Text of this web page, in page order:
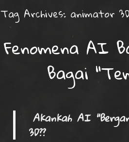
Tag Archives: animator 3D
Fenomena AI
Bagai
Akankah AI
3D??